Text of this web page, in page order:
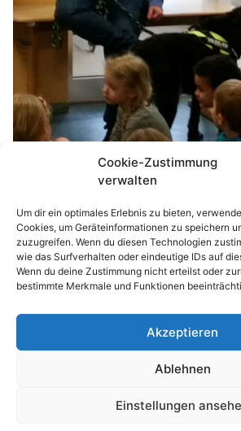
Cookie-Zustimmung
verwalten
Um dir ein optimales Erlebnis zu bieten,
Cookies, um Geräteinformationen zu speichern
zuzugreifen. Wenn du diesen Technologien
wie das Surfverhalten oder eindeutige IDs auf
Wenn du deine Zustimmung nicht erteilst oder
bestimmte Merkmale und Funktionen
Akzeptieren
Ablehnen
Einstellungen